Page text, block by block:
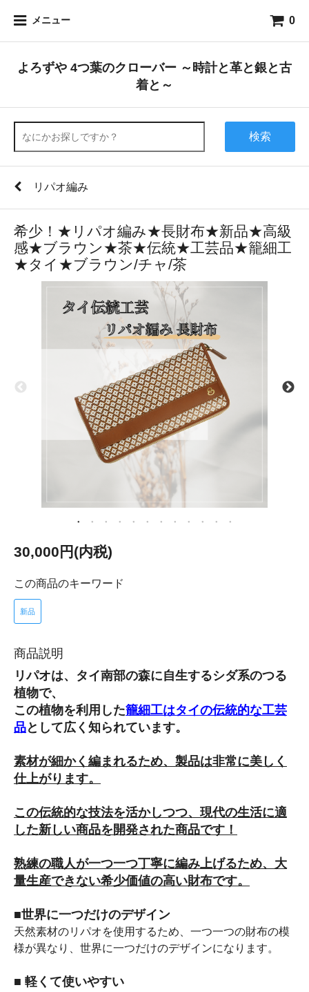
メニュー 0
よろずや 4つ葉のクローバー ～時計と革と銀と古
着と～
検索
リパオ編み
希少！★リパオ編み★長財布★新品★高級
感★ブラウン★茶★伝統★工芸品★籠細工
★タイ★ブラウン/チャ/茶
30,000円(内税)
この商品のキーワード
新品
商品説明
リパオは、タイ南部の森に自生するシダ系のつる
植物で、
この植物を利用した籠細工はタイの伝統的な工芸
品として広く知られています。
素材が細かく編まれるため、製品は非常に美しく
仕上がります。
この伝統的な技法を活かしつつ、現代の生活に適
した新しい商品を開発された商品です！
熟練の職人が一つ一つ丁寧に編み上げるため、大
量生産できない希少価値の高い財布です。
■世界に一つだけのデザイン
天然素材のリパオを使用するため、一つ一つの財布の模
様が異なり、世界に一つだけのデザインになります。
■ 軽くて使いやすい